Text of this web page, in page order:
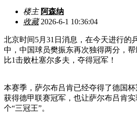
楼主 阿森纳
收藏2026-6-1 10:36:04
北京时间5月31日消息，在今天进行的
中，中国球员樊振东再次独得两分，
比1击败杜塞尔多夫，夺得冠军！
本赛季，萨尔布吕肯已经夺得了德国
获得德甲联赛冠军，也让萨尔布吕肯
个“三冠王”。